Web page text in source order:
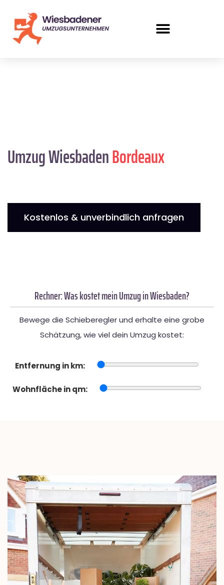
Umzug WiesbadenBordeaux
Kostenlos & unverbindlich anfragen
Rechner: Was kostet mein Umzug in Wiesbaden?
Bewege die Schieberegler und erhalte eine grobe
Schätzung, wie viel dein Umzug kostet:
Entfernung in km:
Wohnfläche in qm: